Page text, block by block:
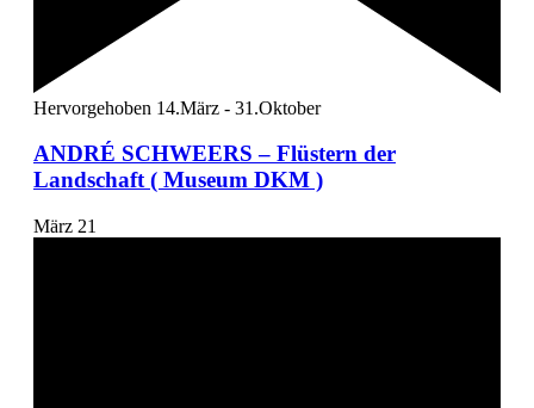
Hervorgehoben 14.März - 31.Oktober
ANDRÉ SCHWEERS – Flüstern der
Landschaft ( Museum DKM )
März 21